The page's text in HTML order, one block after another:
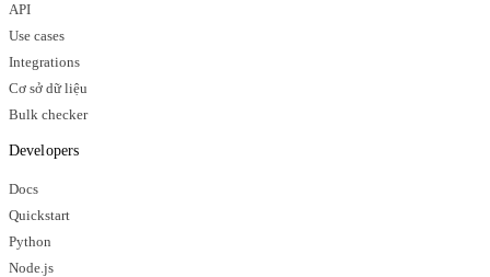
API
Use cases
Integrations
Cơ sở dữ liệu
Bulk checker
Developers
Docs
Quickstart
Python
Node.js